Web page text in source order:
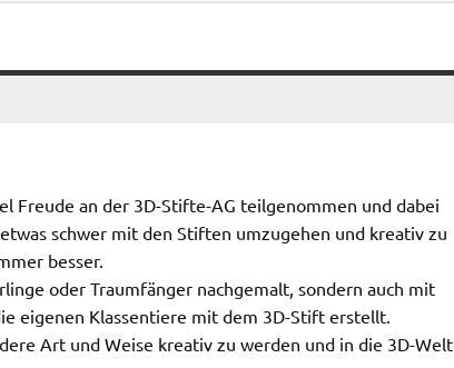
Freude an der 3D-Stifte-AG teilgenommen und dabei
schwer mit den Stiften umzugehen und kreativ zu
besser.
oder Traumfänger nachgemalt, sondern auch mit
eigenen Klassentiere mit dem 3D-Stift erstellt.
Art und Weise kreativ zu werden und in die 3D-Welt